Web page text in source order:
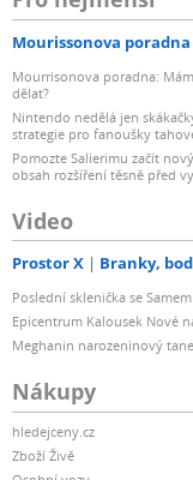
Mourissonova poradna
Mourrisonova poradna:
dělat?
Nintendo nedělá jen
strategie pro fanoušky
Pomozte Salierimu začít
obsah rozšíření těsně před
Video
Prostor X Branky,
Poslední sklenička se
Epicentrum Kalousek Nové
Meghanin narozeninový
Nákupy
hledejceny.cz
Zboží Živě